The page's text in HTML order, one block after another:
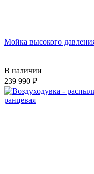
Мойка высокого
В наличии
239 990